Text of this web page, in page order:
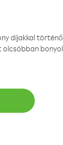
díjakkal
olcsóbban